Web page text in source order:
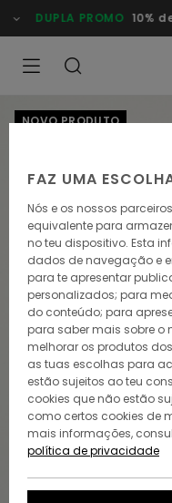
para
a
DUPLA PROMO 10% de
NOVO PRODUTO
FAZ UMA
Nós e os nossos
equivalente para
no teu dispositivo. Esta
dados de navegação e
para te apresentar
personalizados; para
do conteúdo; para
para saber mais sobre o
melhorar os produtos
as tuas escolhas para
estão sujeitos ao teu
cookies que não estão
como certos cookies de
mais informações,
política de privacidade